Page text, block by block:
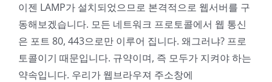
이젠 LAMP가 설치되었으므로 본격적으로 웹서버를 구
동해보겠습니다. 모든 네트워크 프로토콜에서 웹 통신
은 포트 80, 443으로만 이루어 집니다. 왜그러냐? 프로
토콜이기 때문입니다. 규약이며, 즉 모두가 지켜야 하는
약속입니다. 우리가 웹브라우져 주소창에